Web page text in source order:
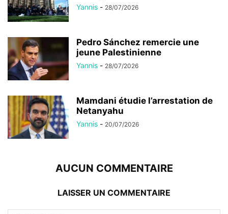
Yannis - 28/07/2026
Pedro Sánchez remercie une
jeune Palestinienne
Yannis - 28/07/2026
Mamdani étudie l’arrestation de
Netanyahu
Yannis - 20/07/2026
AUCUN COMMENTAIRE
LAISSER UN COMMENTAIRE